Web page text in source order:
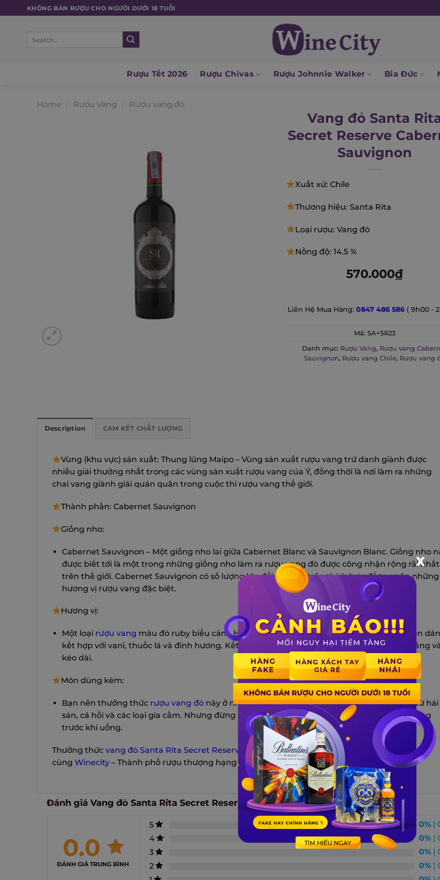
to
KHÔNG BÁN RƯỢU CHO NGƯỜI DƯỚI 18 TUỔI
Rượu Tết 2026 Rượu Chivas Rượu Johnnie Walker Bia Đức
Home / Rượu Vang / Rượu vang đỏ
Vang đỏ Santa
Secret Reserve
Sauvignon
Xuất xứ: Chile
Thương hiệu: Santa Rita
Loại rượu: Vang đỏ
Nồng độ: 14.5 %
570.000₫
Liên Hệ Mua Hàng: 0847 486 586 ( 9h00 -
Mã: SA+SR23
Danh mục: Rượu Vang, Rượu vang
Sauvignon, Rượu vang Chile, Rượu vang
Description CAM KẾT CHẤT LƯỢNG
Vùng (khu vực) sản xuất: Thung lũng Maipo – Vùng sản xuất rượu vang trứ danh giành được
nhiều giải thưởng nhất trong các vùng sản xuất rượu vang của Ý, đồng thời là nơi làm ra những
chai vang giành giải quán quân trong cuộc thi rượu vang thế giới.
Thành phần: Cabernet Sauvignon
Giống nho:
Cabernet Sauvignon – Một giống nho lai giữa Cabernet Blanc và Sauvignon Blanc. Giống nho
được biết tới là một trong những giống nho làm ra rượu vang đỏ được công nhận rộng rãi nhất
trên thế giới. Cabernet Sauvignon có số lượng lớn đối tác pha trộn thích hợp để tạo nên những
hương vị rượu vang đặc biệt.
Hương vị:
Một loại rượu vang màu đỏ ruby ​​biểu cảm. Hương thơm của nó gợi lại chín, quả đen duyên
kết hợp với vani, thuốc lá và đinh hương. Kết quả là một loại rượu vang trung bình, cân bằng và
kéo dài.
Món dùng kèm:
Bạn nên thưởng thức rượu vang đỏ này ở nhiệt độ 12 độ C và dùng kèm với các món làm từ hải
sản, cá hồi và các loại gia cầm. Nhưng đừng quên decanter lắc nhiều hoặc mở vang vài tiếng
trước khi uống.
Thưởng thức vang đỏ Santa Rita Secret Reserve Cabernet Sauvignonhương vị tuyệt hảo
cùng Winecity– Thành phố rượu thượng hạng và đẳng cấp
Đánh giá Vang đỏ Santa Rita Secret Reserve Cabernet Sauvignon
0.0
ĐÁNH GIÁ TRUNG BÌNH
5 0%|
4
0%|
3
0%|
2
0%|
X